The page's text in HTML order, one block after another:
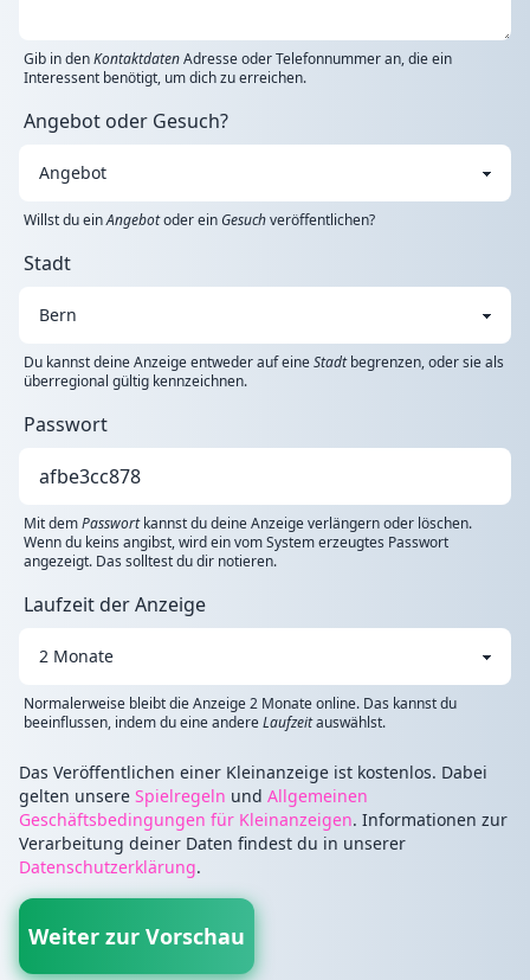
Gib in denKontaktdatenAdresse oder Telefonnummer an, die ein
Interessent benötigt, um dich zu erreichen.
Angebot oder Gesuch?
Willst du einAngebotoder einGesuchveröffentlichen?
Stadt
Du kannst deine Anzeige entweder auf eineStadtbegrenzen, oder sie als
überregional gültig kennzeichnen.
Passwort
Mit demPasswortkannst du deine Anzeige verlängern oder löschen.
Wenn du keins angibst, wird ein vom System erzeugtes Passwort
angezeigt. Das solltest du dir notieren.
Laufzeit der Anzeige
Normalerweise bleibt die Anzeige 2 Monate online. Das kannst du
beeinflussen, indem du eine andereLaufzeitauswählst.
Das Veröffentlichen einer Kleinanzeige ist kostenlos. Dabei
gelten unsere Spielregeln und Allgemeinen
Geschäftsbedingungen für Kleinanzeigen. Informationen zur
Verarbeitung deiner Daten findest du in unserer
Datenschutzerklärung.